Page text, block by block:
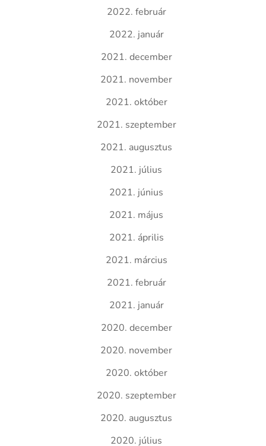
2022. február
2022. január
2021. december
2021. november
2021. október
2021. szeptember
2021. augusztus
2021. július
2021. június
2021. május
2021. április
2021. március
2021. február
2021. január
2020. december
2020. november
2020. október
2020. szeptember
2020. augusztus
2020. július